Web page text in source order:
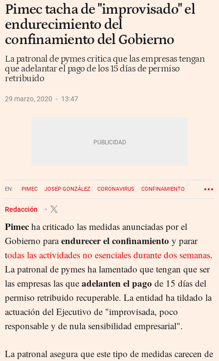
Pimec tacha de "improvisado" el
endurecimiento del
confinamiento del Gobierno
La patronal de pymes critica que las empresas tengan
que adelantar el pago de los 15 días de permiso
retribuido
29 marzo, 2020 13:47
PIMEC JOSEP GONZÁLEZ CORONAVIRUS CONFINAMIENTO
ESTADO DE ALARMA
Redacción
Pimec ha criticado las medidas anunciadas por el
Gobierno paraendurecer el confinamiento y parar
todas las actividades no esenciales durante dos semanas.
La patronal de pymes ha lamentado que tengan que ser
las empresas las que adelanten el pago de 15 días del
permiso retribuido recuperable. La entidad ha tildado la
actuación del Ejecutivo de "improvisada, poco
responsable y de nula sensibilidad empresarial".
La patronal asegura que este tipo de medidas carecen de